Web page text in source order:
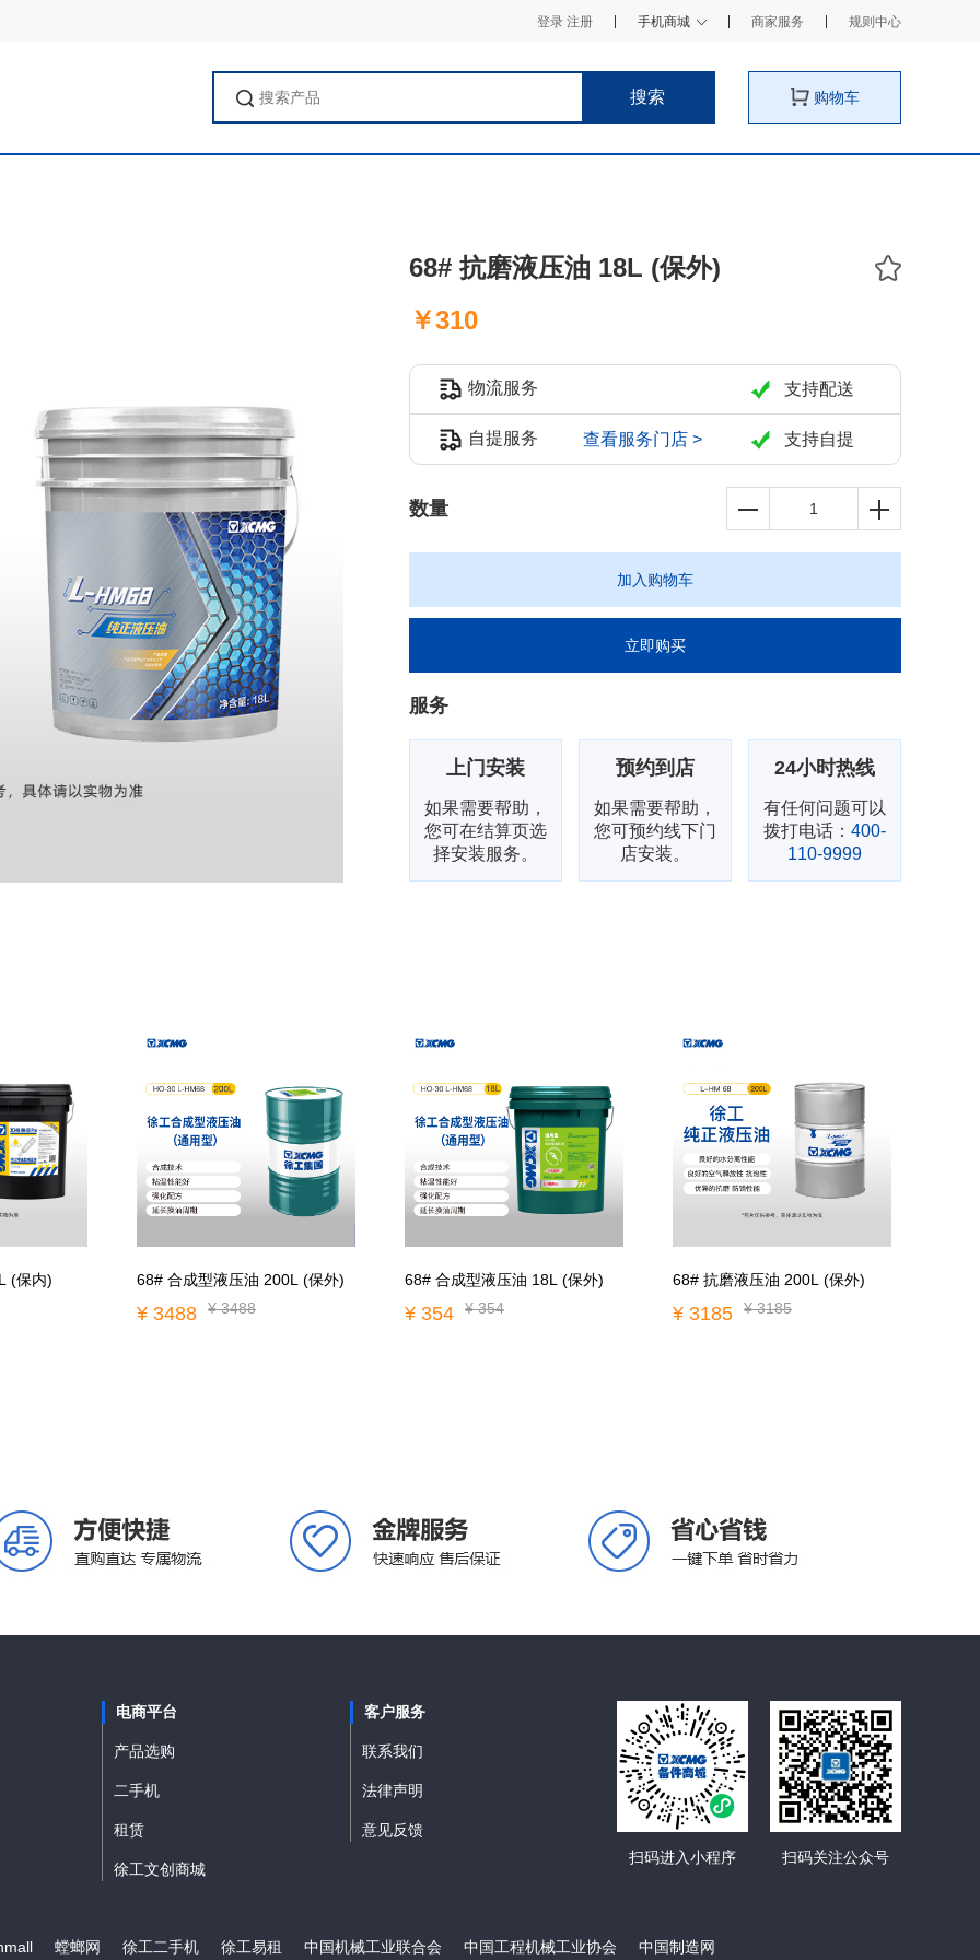
登录 注册 手机商城 商家服务 规则中心
搜索 购物车
68# 抗磨液压油 18L (保外)
￥310
物流服务 支持配送
自提服务 查看服务门店 > 支持自提
数量
加入购物车
立即购买
服务
上门安装
如果需要帮助，
您可在结算页选
择安装服务。
预约到店
如果需要帮助，
您可预约线下门
店安装。
24小时热线
有任何问题可以
拨打电话： 400-
110-9999
(保内) 68# 合成型液压油 200L (保外)
¥ 3488 ¥ 3488
68# 合成型液压油 18L (保外)
¥ 354 ¥ 354
68# 抗磨液压油 200L (保外)
¥ 3185 ¥ 3185
电商平台
产品选购
二手机
租赁
徐工文创商城
客户服务
联系我们
法律声明
意见反馈
扫码进入小程序
扫码关注公众号
螳螂网 徐工二手机 徐工易租 中国机械工业联合会 中国工程机械工业协会 中国制造网